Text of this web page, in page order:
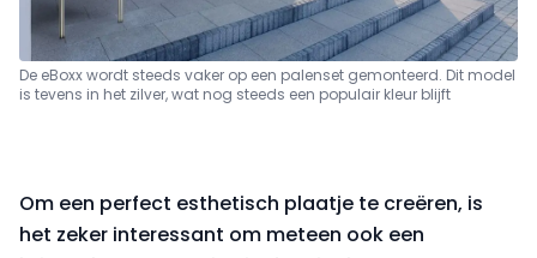
De eBoxx wordt steeds vaker op een palenset gemonteerd. Dit model
is tevens in het zilver, wat nog steeds een populair kleur blijft
Om een perfect esthetisch plaatje te creëren, is
het zeker interessant om meteen ook een